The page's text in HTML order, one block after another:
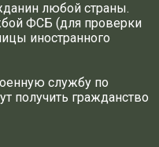
любой страны.
ФСБ (для проверки
иностранного
службу по
получить гражданство